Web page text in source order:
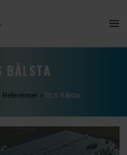
BÅLSTA
Referenser » DLS Bålsta